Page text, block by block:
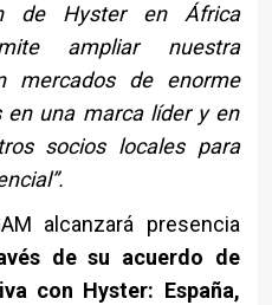
de Hyster en África
ampliar nuestra
mercados de enorme
en una marca líder y en
socios locales para
”.
alcanzará presencia
de su acuerdo de
con Hyster: España,